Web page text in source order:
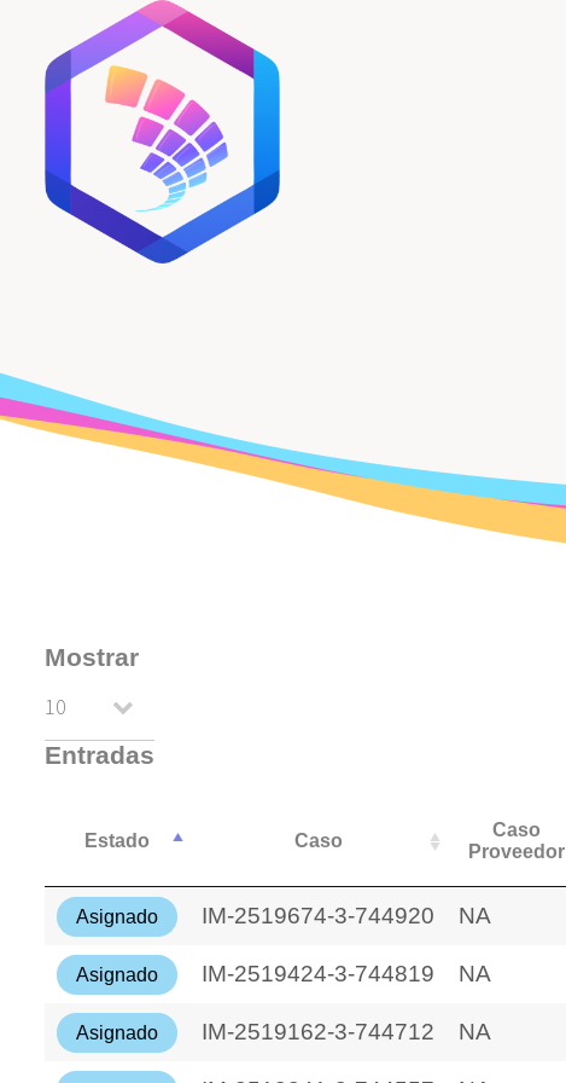
Mostrar
Entradas
Estado Caso
Caso
Proveedor
Asignado IM-2519674-3-744920 NA
Asignado IM-2519424-3-744819 NA
Asignado IM-2519162-3-744712 NA